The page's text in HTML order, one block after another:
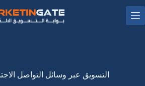
التجاوز
إلى
المحتوى
التسويق عبر وسائل التواصل